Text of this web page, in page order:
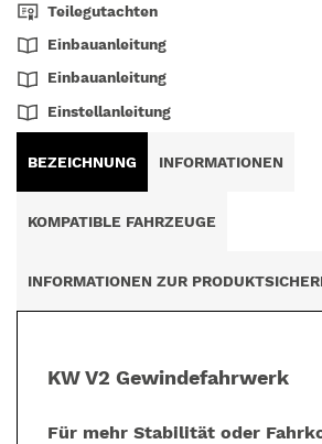
Teilegutachten
Einbauanleitung
Einbauanleitung
Einstellanleitung
BEZEICHNUNG INFORMATIONEN
KOMPATIBLE FAHRZEUGE
INFORMATIONEN ZUR
KW V2 Gewindefahrwerk
Für mehr Stabilität oder